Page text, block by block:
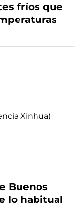
fríos que
Buenos
lo habitual